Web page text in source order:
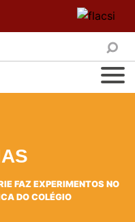
FAZ EXPERIMENTOS NO
DO COLÉGIO